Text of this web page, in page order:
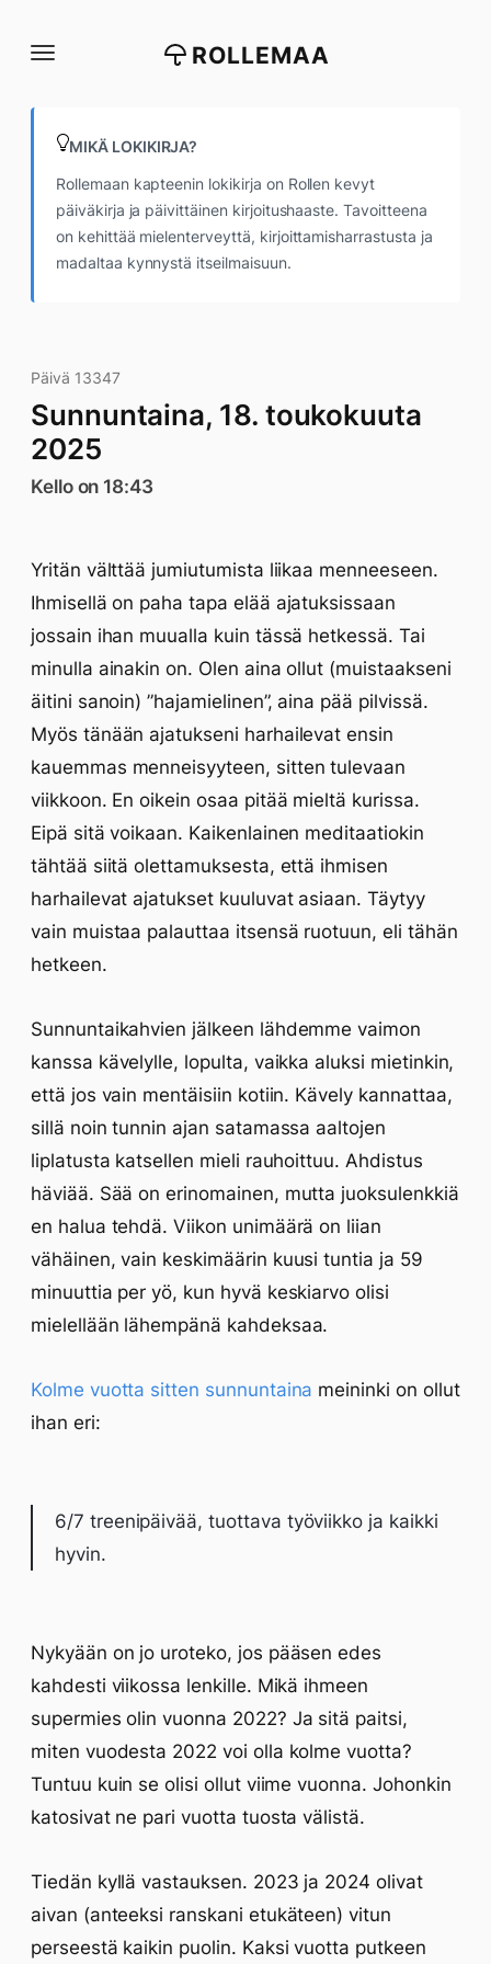
suoraan
ROLLEMAA
MIKÄ LOKIKIRJA?
Rollemaan kapteenin lokikirja on Rollen kevyt
päiväkirja ja päivittäinen kirjoitushaaste. Tavoitteena
on kehittää mielenterveyttä, kirjoittamisharrastusta ja
madaltaa kynnystä itseilmaisuun.
Päivä 13347
Sunnuntaina, 18. toukokuuta
2025
Kello on 18:43
Yritän välttää jumiutumista liikaa menneeseen.
Ihmisellä on paha tapa elää ajatuksissaan
jossain ihan muualla kuin tässä hetkessä. Tai
minulla ainakin on. Olen aina ollut (muistaakseni
äitini sanoin) ”hajamielinen”, aina pää pilvissä.
Myös tänään ajatukseni harhailevat ensin
kauemmas menneisyyteen, sitten tulevaan
viikkoon. En oikein osaa pitää mieltä kurissa.
Eipä sitä voikaan. Kaikenlainen meditaatiokin
tähtää siitä olettamuksesta, että ihmisen
harhailevat ajatukset kuuluvat asiaan. Täytyy
vain muistaa palauttaa itsensä ruotuun, eli tähän
hetkeen.
Sunnuntaikahvien jälkeen lähdemme vaimon
kanssa kävelylle, lopulta, vaikka aluksi mietinkin,
että jos vain mentäisiin kotiin. Kävely kannattaa,
sillä noin tunnin ajan satamassa aaltojen
liplatusta katsellen mieli rauhoittuu. Ahdistus
häviää. Sää on erinomainen, mutta juoksulenkkiä
en halua tehdä. Viikon unimäärä on liian
vähäinen, vain keskimäärin kuusi tuntia ja 59
minuuttia per yö, kun hyvä keskiarvo olisi
mielellään lähempänä kahdeksaa.
Kolme vuotta sitten sunnuntaina meininki on ollut
ihan eri:
6/7 treenipäivää, tuottava työviikko ja kaikki
hyvin.
Nykyään on jo uroteko, jos pääsen edes
kahdesti viikossa lenkille. Mikä ihmeen
supermies olin vuonna 2022? Ja sitä paitsi,
miten vuodesta 2022 voi olla kolme vuotta?
Tuntuu kuin se olisi ollut viime vuonna. Johonkin
katosivat ne pari vuotta tuosta välistä.
Tiedän kyllä vastauksen. 2023 ja 2024 olivat
aivan (anteeksi ranskani etukäteen) vitun
perseestä kaikin puolin. Kaksi vuotta putkeen